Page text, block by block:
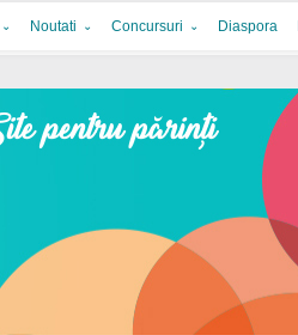
Noutati Concursuri Diaspora